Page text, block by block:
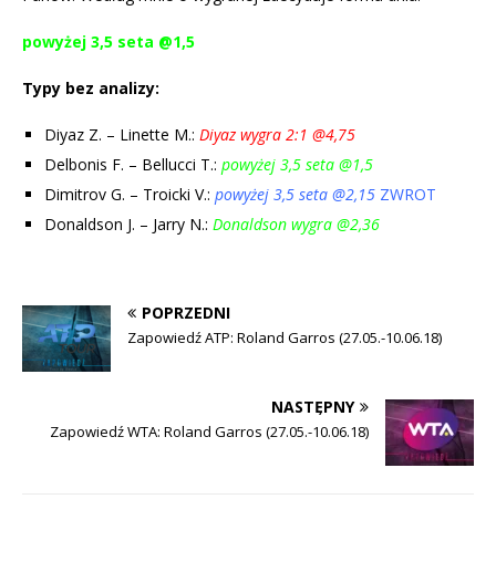
powyżej 3,5 seta @1,5
Typy bez analizy:
Diyaz Z. – Linette M.: Diyaz wygra 2:1 @4,75
Delbonis F. – Bellucci T.: powyżej 3,5 seta @1,5
Dimitrov G. – Troicki V.: powyżej 3,5 seta @2,15 ZWROT
Donaldson J. – Jarry N.: Donaldson wygra @2,36
POPRZEDNI
Zapowiedź ATP: Roland Garros (27.05.-10.06.18)
NASTĘPNY
Zapowiedź WTA: Roland Garros (27.05.-10.06.18)